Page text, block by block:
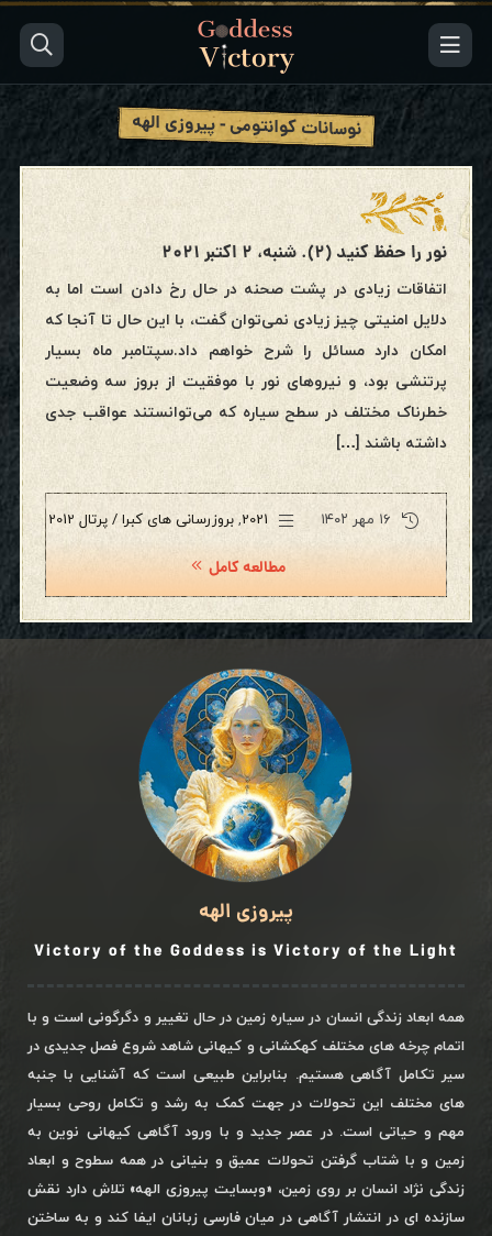
نوسانات کوانتومی - پیروزی الهه
نور را حفظ کنید (۲). شنبه، ۲ اکتبر ۲۰۲۱
اتفاقات زیادی در پشت صحنه در حال رخ دادن است اما به
دلایل امنیتی چیز زیادی نمی‌توان گفت، با این حال تا آنجا که
امکان دارد مسائل را شرح خواهم داد.سپتامبر ماه بسیار
پرتنشی بود، و نیروهای نور با موفقیت از بروز سه وضعیت
خطرناک مختلف در سطح سیاره که می‌توانستند عواقب جدی
داشته باشند […]
۱۶ مهر ۱۴۰۲ 2021
, بروزرسانی های کبرا / پرتال 2012
مطالعه کامل
پیروزی الهه
Victory of the Goddess is Victory of the Light
همه ابعاد زندگی انسان در سیاره زمین در حال تغییر و دگرگونی است و با
اتمام چرخه های مختلف کهکشانی و کیهانی شاهد شروع فصل جدیدی در
سیر تکامل آگاهی هستیم. بنابراین طبیعی است که آشنایی با جنبه
های مختلف این تحولات در جهت کمک به رشد و تکامل روحی بسیار
مهم و حیاتی است. در عصر جدید و با ورود آگاهی کیهانی نوین به
زمین و با شتاب گرفتن تحولات عمیق و بنیانی در همه سطوح و ابعاد
زندگی نژاد انسان بر روی زمین، «وبسایت پیروزی الهه» تلاش دارد نقش
سازنده ای در انتشار آگاهی در میان فارسی زبانان ایفا کند و به ساختن